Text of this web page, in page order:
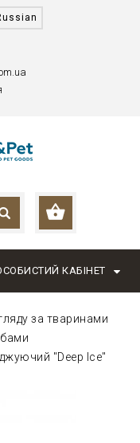
КАБІНЕТ
за тваринами
"Deep Ice"